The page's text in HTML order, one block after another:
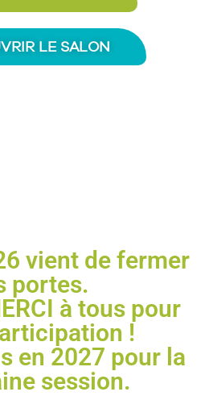
LE SALON
vient de fermer
portes.
à tous pour
!
en 2027 pour la
session.